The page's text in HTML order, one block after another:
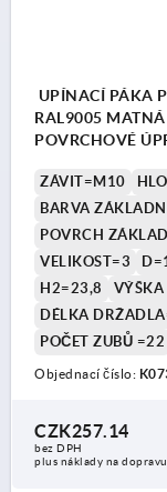
UPÍNACÍ PÁKA
RAL9005
POVRCHOVÉ
ZÁVIT=M10
BARVA
POVRCH
VELIKOST=3
H2=23,8
DÉLKA
POČET ZUBŮ =22
Objednací číslo:
CZK257.14
bez DPH
plus náklady na dopravu